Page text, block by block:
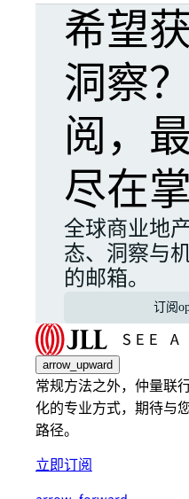
希望
洞察
阅，
尽在掌
全球商业地
态、洞察与
的邮箱。
订阅
arrow_upward
常规方法之外，仲量联
化的专业方式，期待与
路径。
立即订阅